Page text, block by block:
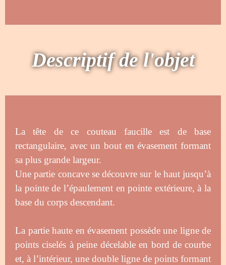
Descriptif de l'objet
La tête de ce couteau faucille est de base
rectangulaire, avec un bout en évasement formant
sa plus grande largeur.
Une partie concave se découvre sur le haut jusqu’à
la pointe de l’épaulement en pointe extérieure, à la
base du corps descendant.
La partie haute en évasement possède une ligne de
points ciselés à peine décelable en bord de courbe
et, à l’intérieur, une double ligne de points formant